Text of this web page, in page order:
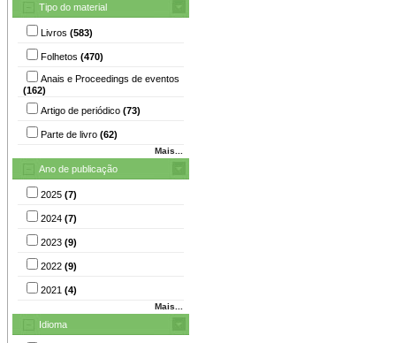
Tipo do material
Livros (583)
Folhetos (470)
Anais e Proceedings de eventos
(162)
Artigo de periódico (73)
Parte de livro (62)
Mais...
Ano de publicação
2025 (7)
2024 (7)
2023 (9)
2022 (9)
2021 (4)
Mais...
Idioma